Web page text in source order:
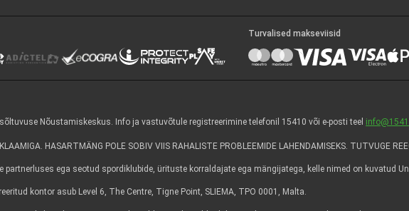
Turvalised makseviisid
Nõustamiskeskus. Info ja vastuvõtule registreerimine telefonil 15410 või e-posti teel
HASARTMÄNG POLE SOBIV VIIS RAHALISTE PROBLEEMIDE LAHENDAMISEKS. TUTVUGE
partnerluses ega seotud spordiklubide, ürituste korraldajate ega mängijatega, kelle nimed on kuvatud
kontor asub Level 6, The Centre, Tigne Point, SLIEMA, TPO 0001, Malta.